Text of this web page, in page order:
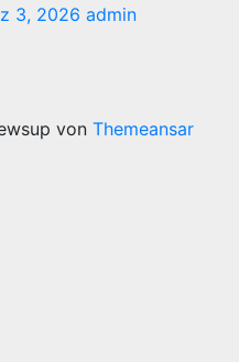
3, 2026 admin
von Themeansar